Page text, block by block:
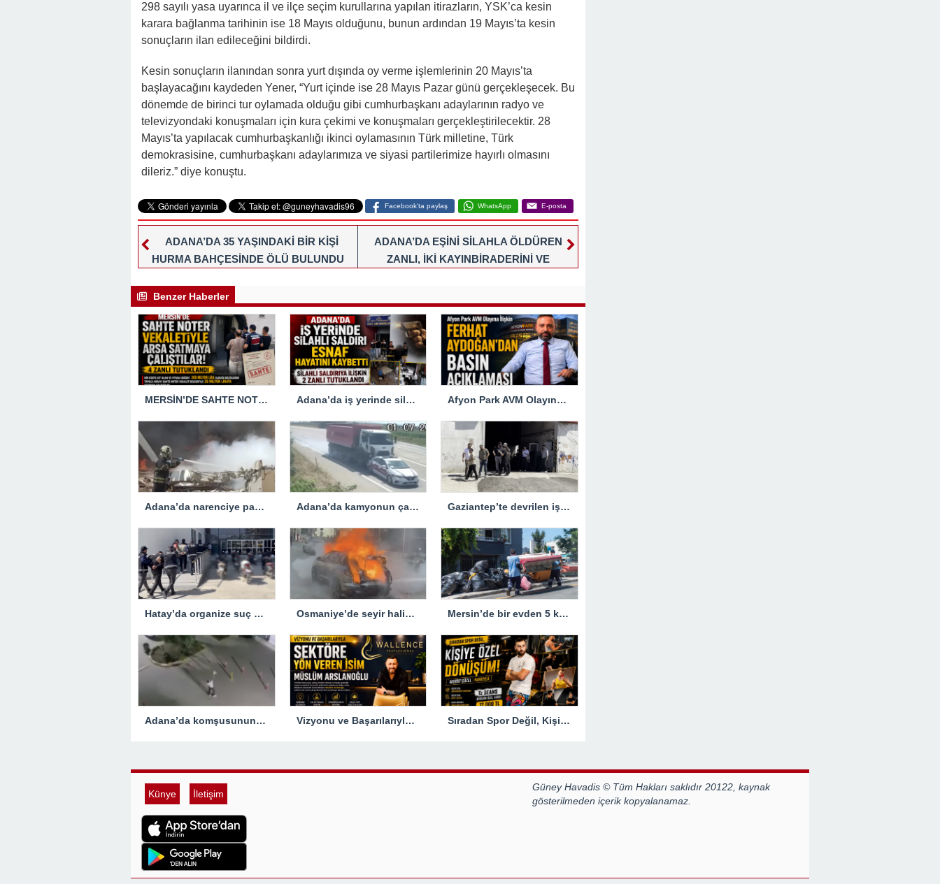
298 sayılı yasa uyarınca il ve ilçe seçim kurullarına yapılan itirazların, YSK’ca kesin
karara bağlanma tarihinin ise 18 Mayıs olduğunu, bunun ardından 19 Mayıs’ta kesin
sonuçların ilan edileceğini bildirdi.
Kesin sonuçların ilanından sonra yurt dışında oy verme işlemlerinin 20 Mayıs’ta
başlayacağını kaydeden Yener, “Yurt içinde ise 28 Mayıs Pazar günü gerçekleşecek. Bu
dönemde de birinci tur oylamada olduğu gibi cumhurbaşkanı adaylarının radyo ve
televizyondaki konuşmaları için kura çekimi ve konuşmaları gerçekleştirilecektir. 28
Mayıs’ta yapılacak cumhurbaşkanlığı ikinci oylamasının Türk milletine, Türk
demokrasisine, cumhurbaşkanı adaylarımıza ve siyasi partilerimize hayırlı olmasını
dileriz.” diye konuştu.
Facebook'ta paylaş WhatsApp E-posta
ADANA’DA 35 YAŞINDAKİ BİR KİŞİ
HURMA BAHÇESİNDE ÖLÜ BULUNDU
ADANA’DA EŞİNİ SİLAHLA ÖLDÜREN
ZANLI, İKİ KAYINBİRADERİNİ VE
Benzer Haberler
MERSİN’DE SAHTE NOTER VEKALETİULE ARSA SATMAYA ÇALIŞTIRLAR Adana’da iş yerinde silahlı saldırıya uğrayan esnaf hayatını kaybetti Afyon Park AVM Olayına İlişkin Ferhat Aydoğan’dan Basın Açıklaması
Adana’da narenciye paketleme fabrikasında çıkan yangın kontrol altına alındı Adana’da kamyonun çarptığı jandarma trafik aracındaki bir personel yaralandı Gaziantep’te devrilen iş makinesinin altında kalan kişi hayatını kaybetti
Hatay’da organize suç örgütüne yönelik operasyon… 5 zanlı tutuklandı Osmaniye’de seyir halindeyken yanan otomobil kullanılamaz hale geldi Mersin’de bir evden 5 kamyon çöp çıkarıldı
Adana’da komşusunun evine tabancayla ateş açan zanlı tutuklandı Vizyonu ve Başarılarıyla Sektöre Yön Veren İsim: Müslüm Arslanoğlu Sıradan Spor Değil, Kişiye Özel Dönüşüm! Murat Güzel Farkıyla
Künye İletişim
Güney Havadis © Tüm Hakları saklıdır 20122, kaynak
gösterilmeden içerik kopyalanamaz.